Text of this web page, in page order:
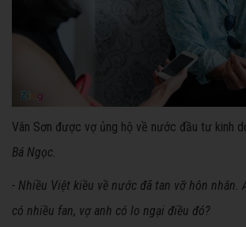
Vân Sơn được vợ ủng hộ về nước đầu tư kinh
Bá Ngọc.
- Nhiều Việt kiều về nước đã tan vỡ hôn nhân.
có nhiều fan, vợ anh có lo ngại điều đó?